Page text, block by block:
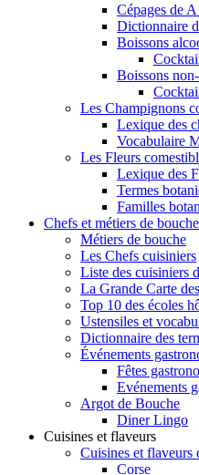
Cépages de
Dictionnaire
Boissons
Boissons
Les Champignons
Lexique des
Vocabulaire
Les Fleurs
Lexique des
Termes
Familles
Chefs et métiers de bouche
Métiers de bouche
Les Chefs cuisiniers
Liste des cuisiniers
La Grande Carte
Top 10 des écoles
Ustensiles et
Dictionnaire des
Événements
Fêtes
Evénements
Argot de Bouche
Diner Lingo
Cuisines et flaveurs
Cuisines et flaveurs
Corse